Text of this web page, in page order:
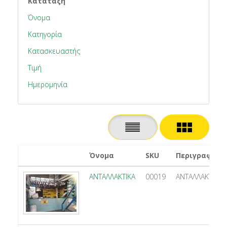
Όνομα
Κατηγορία
Κατασκευαστής
Τιμή
Ημερομηνία
Όνομα SKU Περιγραφή
ΑΝΤΑΛΛΑΚΤΙΚΑ 00019 ΑΝΤΑΛΛΑΚΤΙΚΑ